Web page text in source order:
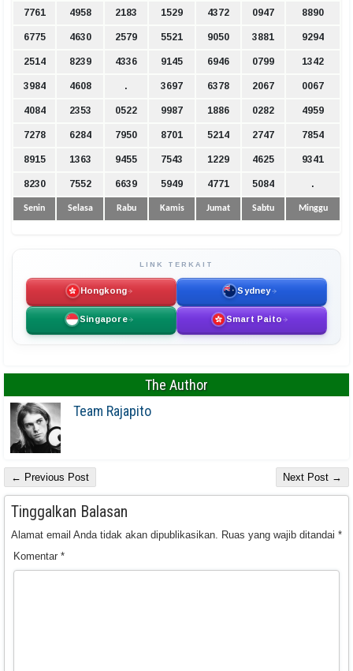
7761 4958 2183 1529 4372 0947 8890
6775 4630 2579 5521 9050 3881 9294
2514 8239 4336 9145 6946 0799 1342
3984 4608 . 3697 6378 2067 0067
4084 2353 0522 9987 1886 0282 4959
7278 6284 7950 8701 5214 2747 7854
8915 1363 9455 7543 1229 4625 9341
8230 7552 6639 5949 4771 5084 .
Senin Selasa Rabu Kamis Jumat Sabtu Minggu
LINK TERKAIT
Hongkong Sydney
Singapore Smart Paito
The Author
Team Rajapito
← Previous Post Next Post →
Tinggalkan Balasan
Alamat email Anda tidak akan dipublikasikan. Ruas yang wajib ditandai *
Komentar *